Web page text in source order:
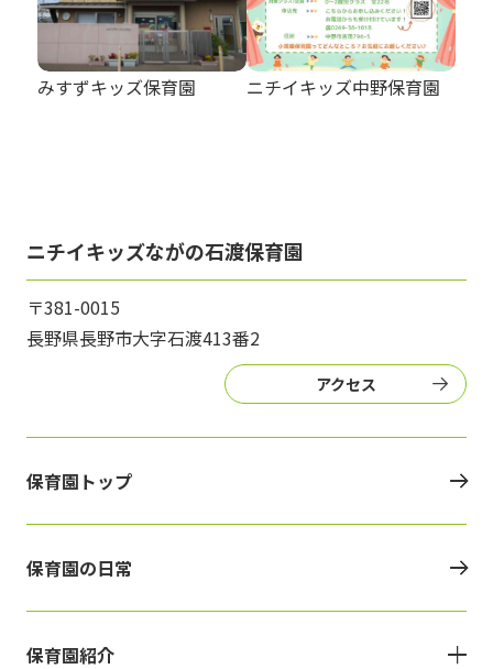
みすずキッズ保育園 ニチイキッズ中野保育園
ニチイキッズながの石渡保育園
〒381-0015
長野県長野市大字石渡413番2
アクセス
保育園トップ
保育園の日常
保育園紹介